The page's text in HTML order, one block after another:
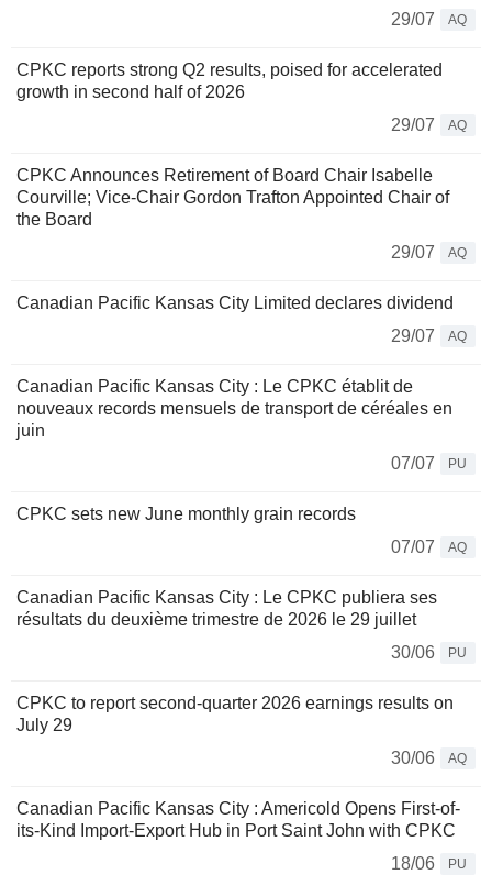
29/07
AQ
CPKC reports strong Q2 results, poised for accelerated
growth in second half of 2026
29/07
AQ
CPKC Announces Retirement of Board Chair Isabelle
Courville; Vice-Chair Gordon Trafton Appointed Chair of
the Board
29/07
AQ
Canadian Pacific Kansas City Limited declares dividend
29/07
AQ
Canadian Pacific Kansas City : Le CPKC établit de
nouveaux records mensuels de transport de céréales en
juin
07/07
PU
CPKC sets new June monthly grain records
07/07
AQ
Canadian Pacific Kansas City : Le CPKC publiera ses
résultats du deuxième trimestre de 2026 le 29 juillet
30/06
PU
CPKC to report second-quarter 2026 earnings results on
July 29
30/06
AQ
Canadian Pacific Kansas City : Americold Opens First-of-
its-Kind Import-Export Hub in Port Saint John with CPKC
18/06
PU